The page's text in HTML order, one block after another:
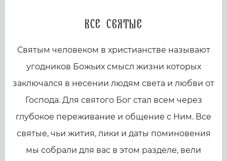
Все святые
Святым человеком в христианстве называют
угодников Божьих смысл жизни которых
заключался в несении людям света и любви от
Господа. Для святого Бог стал всем через
глубокое переживание и общение с Ним. Все
святые, чьи жития, лики и даты поминовения
мы собрали для вас в этом разделе, вели